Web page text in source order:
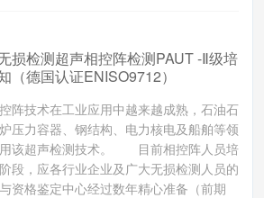
损检测超声相控阵检测PAUT -Ⅱ级培
（德国认证ENISO9712）
技术在工业应用中越来越成熟，石油石
压力容器、钢结构、电力核电及船舶等领
用该超声检测技术。 目前相控阵人员培
段，应各行业企业及广大无损检测人员的
资格鉴定中心经过数年精心准备（前期